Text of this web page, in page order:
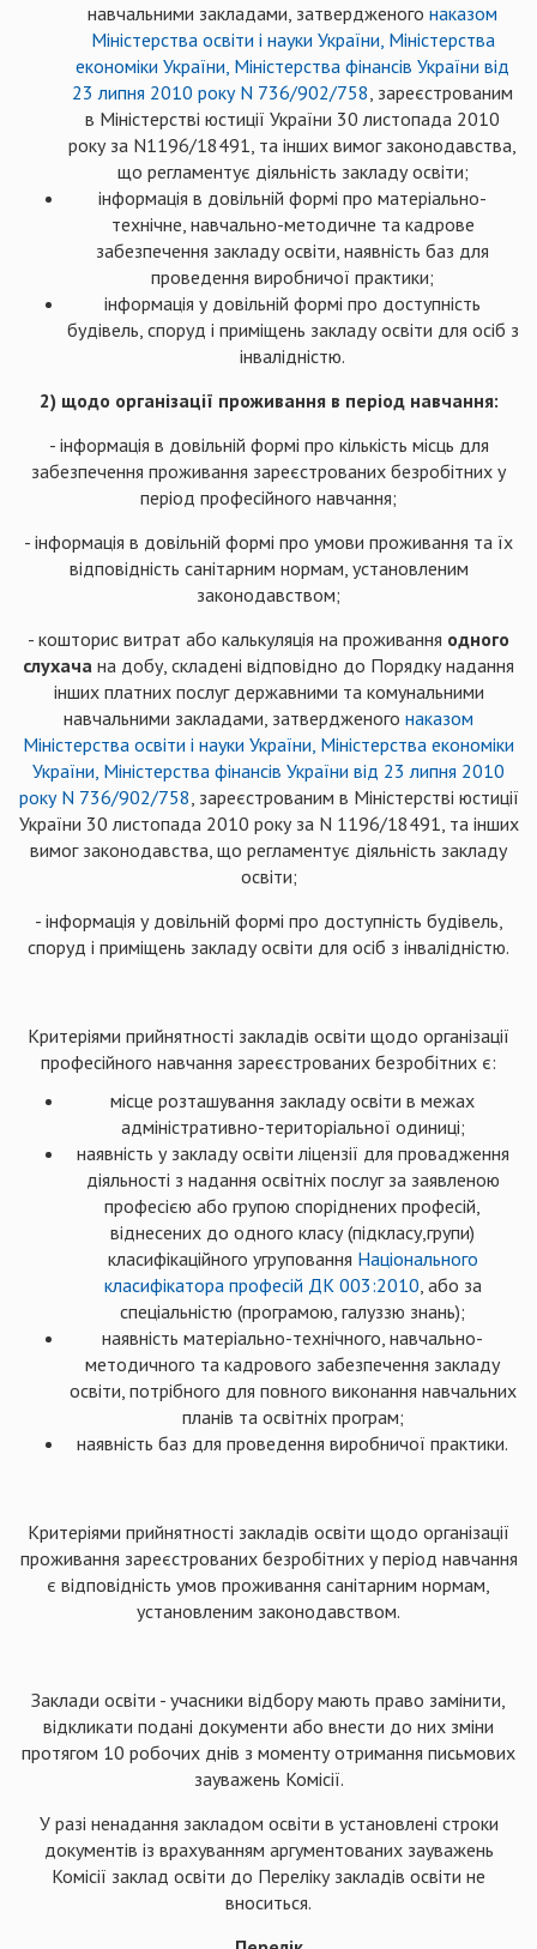
навчальними закладами, затвердженого наказом
Міністерства освіти і науки України, Міністерства
економіки України, Міністерства фінансів України від
23 липня 2010 року N 736/902/758, зареєстрованим
в Міністерстві юстиції України 30 листопада 2010
року за N1196/18491, та інших вимог законодавства,
що регламентує діяльність закладу освіти;
інформація в довільній формі про матеріально-
технічне, навчально-методичне та кадрове
забезпечення закладу освіти, наявність баз для
проведення виробничої практики;
інформація у довільній формі про доступність
будівель, споруд і приміщень закладу освіти для осіб з
інвалідністю.
2) щодо організації проживання в період навчання:
- інформація в довільній формі про кількість місць для
забезпечення проживання зареєстрованих безробітних у
період професійного навчання;
- інформація в довільній формі про умови проживання та їх
відповідність санітарним нормам, установленим
законодавством;
- кошторис витрат або калькуляція на проживання одного
слухача на добу, складені відповідно до Порядку надання
інших платних послуг державними та комунальними
навчальними закладами, затвердженого наказом
Міністерства освіти і науки України, Міністерства економіки
України, Міністерства фінансів України від 23 липня 2010
року N 736/902/758, зареєстрованим в Міністерстві юстиції
України 30 листопада 2010 року за N 1196/18491, та інших
вимог законодавства, що регламентує діяльність закладу
освіти;
- інформація у довільній формі про доступність будівель,
споруд і приміщень закладу освіти для осіб з інвалідністю.
Критеріями прийнятності закладів освіти щодо організації
професійного навчання зареєстрованих безробітних є:
місце розташування закладу освіти в межах
адміністративно-територіальної одиниці;
наявність у закладу освіти ліцензії для провадження
діяльності з надання освітніх послуг за заявленою
професією або групою споріднених професій,
віднесених до одного класу (підкласу,групи)
класифікаційного угруповання Національного
класифікатора професій ДК 003:2010, або за
спеціальністю (програмою, галуззю знань);
наявність матеріально-технічного, навчально-
методичного та кадрового забезпечення закладу
освіти, потрібного для повного виконання навчальних
планів та освітніх програм;
наявність баз для проведення виробничої практики.
Критеріями прийнятності закладів освіти щодо організації
проживання зареєстрованих безробітних у період навчання
є відповідність умов проживання санітарним нормам,
установленим законодавством.
Заклади освіти - учасники відбору мають право замінити,
відкликати подані документи або внести до них зміни
протягом 10 робочих днів з моменту отримання письмових
зауважень Комісії.
У разі ненадання закладом освіти в установлені строки
документів із врахуванням аргументованих зауважень
Комісії заклад освіти до Переліку закладів освіти не
вноситься.